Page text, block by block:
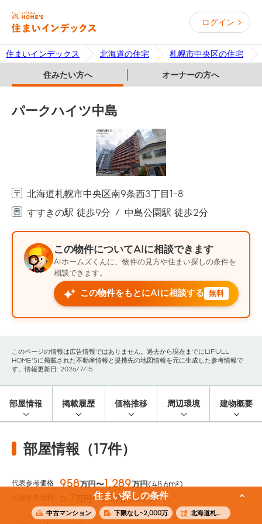
ログイン
住まいインデックス 北海道の住宅 札幌市中央区の住宅
住みたい方へ オーナーの方へ
住まい探しの条件
中古マンション 下限なし~2,000万 北海道札幌市中央区
パークハイツ中島
北海道札幌市中央区南9条西3丁目1-8
すすきの駅 徒歩9分
中島公園駅 徒歩2分
この物件についてAIに相談できます
AIホームズくんに、物件の見方や住まい探しの条件を
相談できます。
この物件をもとにAIに相談する 無料
このページの情報は広告情報ではありません。過去から現在までにLIFULL
HOME'Sに掲載された不動産情報と提携先の地図情報を元に生成した参考情報で
す。情報更新日: 2026/7/15
部屋情報 掲載履歴 価格推移 周辺環境 建物概要
部屋情報（17件）
代表参考価格 958万円〜1,289万円(48.6m²)
6.7 万円〜7.8万円(48.6m²)